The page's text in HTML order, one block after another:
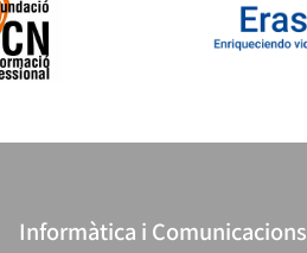
Informàtica i Comunicacions